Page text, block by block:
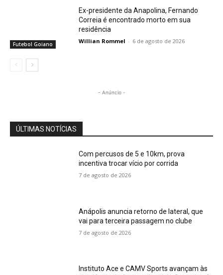
Futebol Goiano
Ex-presidente da Anapolina, Fernando
Correia é encontrado morto em sua
residência
Willian Rommel - 6 de agosto de 2026
- Anúncio -
ÚLTIMAS NOTÍCIAS
Com percusos de 5 e 10km, prova
incentiva trocar vício por corrida
7 de agosto de 2026
Anápolis anuncia retorno de lateral, que
vai para terceira passagem no clube
7 de agosto de 2026
Instituto Ace e CAMV Sports avançam às